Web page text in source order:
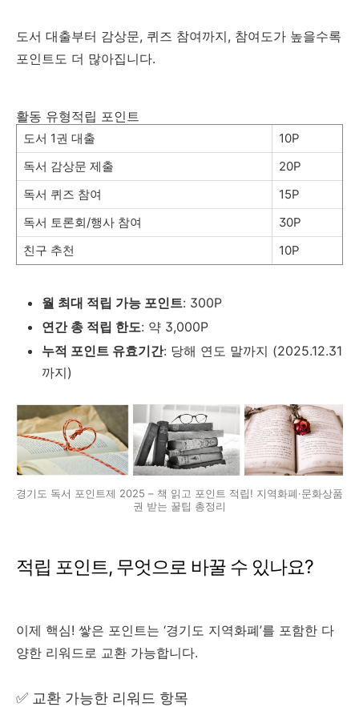
도서 대출부터 감상문, 퀴즈 참여까지, 참여도가 높을수록
포인트도 더 많아집니다.
활동 유형적립 포인트
도서 1권 대출
10P
독서 감상문 제출
20P
독서 퀴즈 참여
15P
독서 토론회/행사 참여
30P
친구 추천
10P
월 최대 적립 가능 포인트: 300P
연간 총 적립 한도: 약 3,000P
누적 포인트 유효기간: 당해 연도 말까지 (2025.12.31
까지)
경기도 독서 포인트제 2025 – 책 읽고 포인트 적립! 지역화폐·문화상품
권 받는 꿀팁 총정리
적립 포인트, 무엇으로 바꿀 수 있나요?
이제 핵심! 쌓은 포인트는 ‘경기도 지역화폐’를 포함한 다
양한 리워드로 교환 가능합니다.
✅ 교환 가능한 리워드 항목